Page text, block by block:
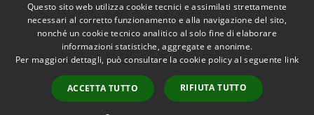
Accessibilità
Copyright © 2026 • Comune di
Borgo Valbelluna • Powered by
Municipium•
Accesso
redazione
Questo sito web utilizza cookie tecnici e assimilati strettamente
necessari al corretto funzionamento e alla navigazione del sito,
nonché un cookie tecnico analitico al solo fine di elaborare
informazioni statistiche, aggregate e anonime.
Per maggiori dettagli, può consultare la cookie policy al seguente link
ACCETTA TUTTO RIFIUTA TUTTO